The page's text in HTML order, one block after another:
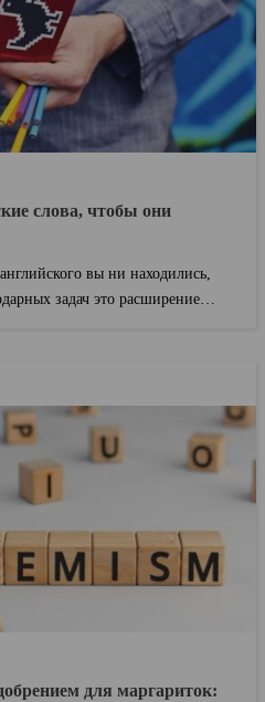
слова, чтобы они
вы ни находились,
задач это расширение
для маргариток: